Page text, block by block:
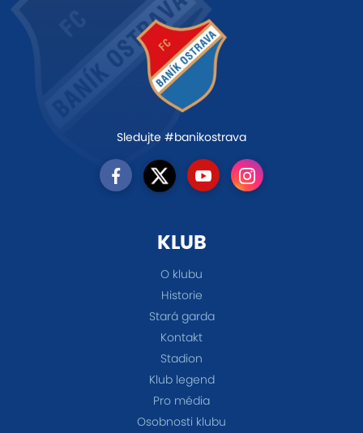
Sledujte #banikostrava
KLUB
O klubu
Historie
Stará garda
Kontakt
Stadion
Klub legend
Pro média
Osobnosti klubu